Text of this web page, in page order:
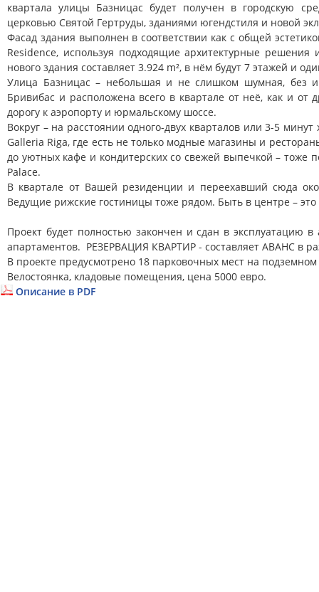
квартала улицы Базницас будет получен в городскую
церковью Святой Гертруды, зданиями югендстиля и новой
Фасад здания выполнен в соответствии как с общей
Residence, используя подходящие архитектурные
нового здания составляет 3.924 m², в нём будут 7 этажей и
Улица Базницас – небольшая и не слишком шумная, без
Бривибас и расположена всего в квартале от неё, как и
дорогу к аэропорту и юрмальскому шоссе.
Вокруг – на расстоянии одного-двух кварталов или 3-5
Galleria Riga, где есть не только модные магазины и
до уютных кафе и кондитерских со свежей выпечкой – тоже
Palace.
В квартале от Вашей резиденции и переехавший сюда
Ведущие рижские гостиницы тоже рядом. Быть в центре –
Проект будет полностью закончен и сдан в эксплуатацию
апартаментов. РЕЗЕРВАЦИЯ КВАРТИР - составляет АВАНС в
В проекте предусмотрено 18 парковочных мест на
Велостоянка, кладовые помещения, цена 5000 евро.
Описание в PDF